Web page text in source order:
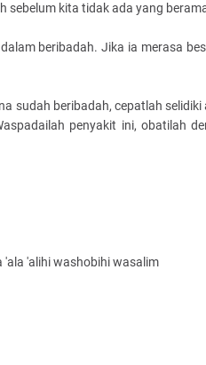
sebelum kita tidak ada yang
beribadah. Jika ia merasa
sudah beribadah, cepatlah
penyakit ini, obatilah
'alihi washobihi wasalim